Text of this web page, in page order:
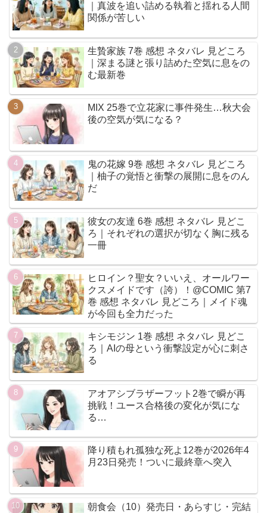
｜真波を追い詰める執着と揺れる人間
関係が苦しい
生贄家族 7巻 感想 ネタバレ 見どころ
｜深まる謎と張り詰めた空気に息をの
む最新巻
MIX 25巻で立花家に事件発生…秋大会
後の空気が気になる？
鬼の花嫁 9巻 感想 ネタバレ 見どころ
｜柚子の覚悟と衝撃の展開に息をのん
だ
彼女の友達 6巻 感想 ネタバレ 見どこ
ろ｜それぞれの選択が切なく胸に残る
一冊
ヒロイン？聖女？いいえ、オールワー
クスメイドです（誇）！@COMIC 第7
巻 感想 ネタバレ 見どころ｜メイド魂
が今回も全力だった
キシモジン 1巻 感想 ネタバレ 見どこ
ろ｜AIの母という衝撃設定が心に刺さ
る
アオアシブラザーフット2巻で瞬が再
挑戦！ユース合格後の変化が気にな
る…
降り積もれ孤独な死よ12巻が2026年4
月23日発売！ついに最終章へ突入
朝食会（10）発売日・あらすじ・完結